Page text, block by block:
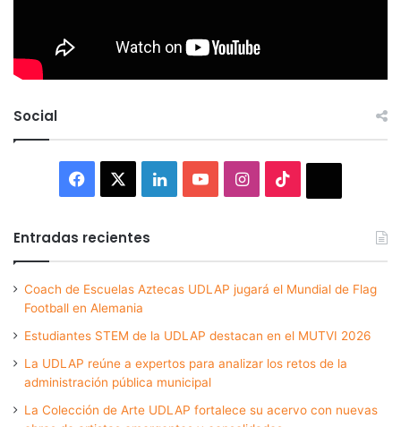
Social
Facebook LinkedInYouTubeInstagram
Entradas recientes
Coach de Escuelas Aztecas UDLAP jugará el Mundial de Flag
Football en Alemania
Estudiantes STEM de la UDLAP destacan en el MUTVI 2026
La UDLAP reúne a expertos para analizar los retos de la
administración pública municipal
La Colección de Arte UDLAP fortalece su acervo con nuevas